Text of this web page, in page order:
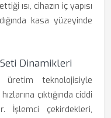
ısı, cihazın iç yapısı
kasa yüzeyinde
Dinamikleri
teknolojisiyle
çıktığında ciddi
İşlemci çekirdekleri,